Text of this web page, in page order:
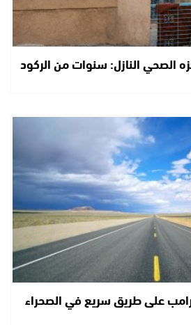
الصحي النازل: سنوات من الركود
على طريق سريع في الصحراء